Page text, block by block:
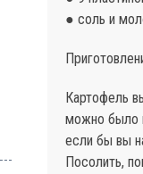
● соль и
Картофель
можно было
если бы вы
Посолить,